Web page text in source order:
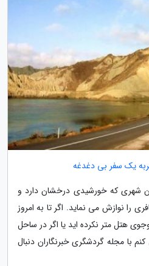
یک سفر بی دغدغه
شهری که خورشیدی درخشان دارد و
را نوازش می نماید. اگر تا به امروز
هتل متر نکرده اید یا اگر در ساحل
با مجله گردشگری خبرنگاران دنبال